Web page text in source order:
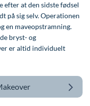
efter at den sidste fødsel
på sig selv. Operationen
en maveopstramning.
bryst- og
er altid individuelt